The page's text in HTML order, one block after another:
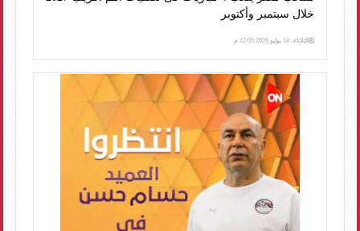
خلال سبتمبر وأكتوبر
الثلاثاء، 14 يوليو 2026 12:05 م